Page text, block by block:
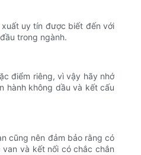
uy tín được biết đến với
trong ngành.
điểm riêng, vì vậy hãy nhớ
hành không dầu và kết cấu
cũng nên đảm bảo rằng có
và kết nối có chắc chắn